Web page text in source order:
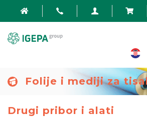
Folije i mediji za
Drugi pribor i alati